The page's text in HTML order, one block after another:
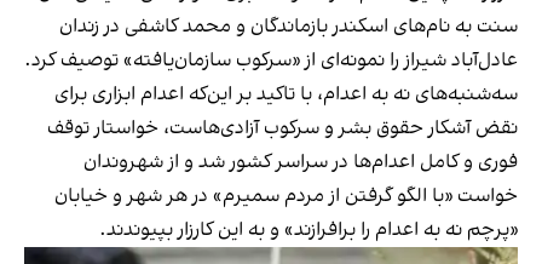
سنت به نام‌های اسکندر بازماندگان و محمد کاشفی در زندان
عادل‌آباد شیراز را نمونه‌ای از «سرکوب سازمان‌یافته» توصیف کرد.
سه‌شنبه‌های نه به اعدام، با تاکید بر این‌که اعدام ابزاری برای
نقض آشکار حقوق بشر و سرکوب آزادی‌هاست، خواستار توقف
فوری و کامل اعدام‌ها در سراسر کشور شد و از شهروندان
خواست «با الگو گرفتن از مردم سمیرم» در هر شهر و خیابان
«پرچم نه به اعدام را برافرازند» و به این کارزار بپیوندند.